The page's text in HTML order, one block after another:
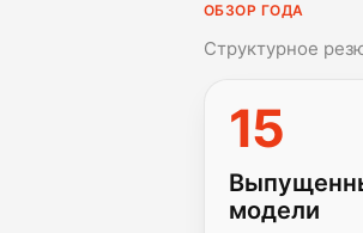
ОБЗОР ГОДА
Структурное
15
модели